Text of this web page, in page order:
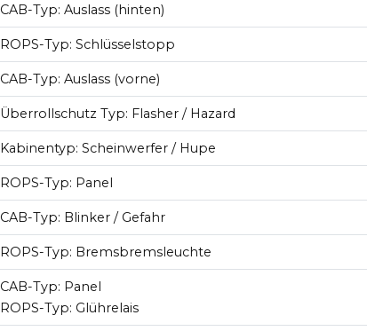
CAB-Typ: Auslass (hinten)
ROPS-Typ: Schlüsselstopp
CAB-Typ: Auslass (vorne)
Überrollschutz Typ: Flasher / Hazard
Kabinentyp: Scheinwerfer / Hupe
ROPS-Typ: Panel
CAB-Typ: Blinker / Gefahr
ROPS-Typ: Bremsbremsleuchte
CAB-Typ: Panel
ROPS-Typ: Glührelais